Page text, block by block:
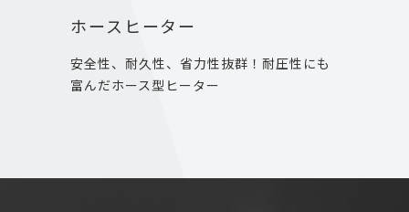
ホースヒーター
安全性、耐久性、省力性抜群！耐圧性にも
富んだホース型ヒーター